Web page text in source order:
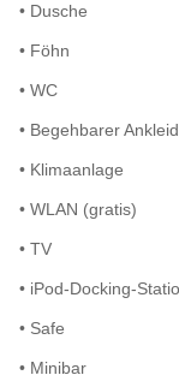
• Dusche
• Föhn
• WC
• Begehbarer
• Klimaanlage
• WLAN (gratis)
• TV
• iPod-Docking-
• Safe
• Minibar